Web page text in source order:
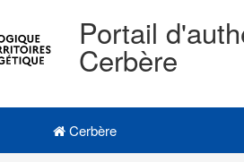
Portail
Cerbère
Cerbère